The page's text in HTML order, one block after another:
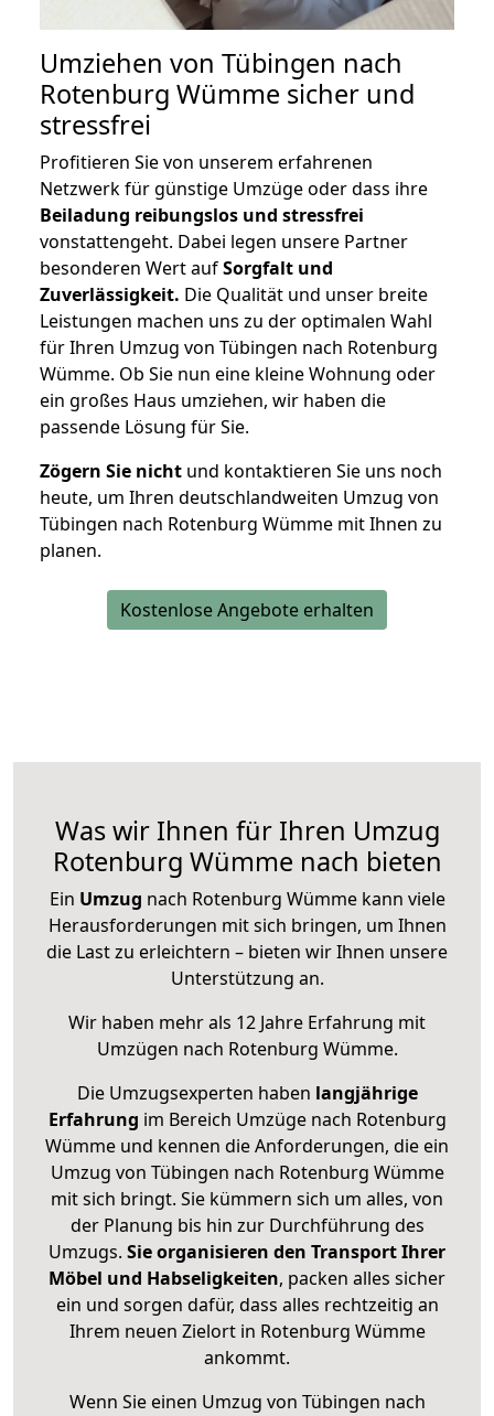
Umziehen von Tübingen nach
Rotenburg Wümme sicher und
stressfrei
Profitieren Sie von unserem erfahrenen
Netzwerk für günstige Umzüge oder dass ihre
Beiladung reibungslos und stressfrei
vonstattengeht. Dabei legen unsere Partner
besonderen Wert aufSorgfalt und
Zuverlässigkeit. Die Qualität und unser breite
Leistungen machen uns zu der optimalen Wahl
für Ihren Umzug von Tübingen nach Rotenburg
Wümme. Ob Sie nun eine kleine Wohnung oder
ein großes Haus umziehen, wir haben die
passende Lösung für Sie.
Zögern Sie nicht und kontaktieren Sie uns noch
heute, um Ihren deutschlandweiten Umzug von
Tübingen nach Rotenburg Wümme mit Ihnen zu
planen.
Kostenlose Angebote erhalten
Was wir Ihnen für Ihren Umzug
Rotenburg Wümme nach bieten
Ein Umzug nach Rotenburg Wümme kann viele
Herausforderungen mit sich bringen, um Ihnen
die Last zu erleichtern – bieten wir Ihnen unsere
Unterstützung an.
Wir haben mehr als 12 Jahre Erfahrung mit
Umzügen nach Rotenburg Wümme.
Die Umzugsexperten haben langjährige
Erfahrung im Bereich Umzüge nach Rotenburg
Wümme und kennen die Anforderungen, die ein
Umzug von Tübingen nach Rotenburg Wümme
mit sich bringt. Sie kümmern sich um alles, von
der Planung bis hin zur Durchführung des
Umzugs. Sie organisieren den Transport Ihrer
Möbel und Habseligkeiten, packen alles sicher
ein und sorgen dafür, dass alles rechtzeitig an
Ihrem neuen Zielort in Rotenburg Wümme
ankommt.
Wenn Sie einen Umzug von Tübingen nach